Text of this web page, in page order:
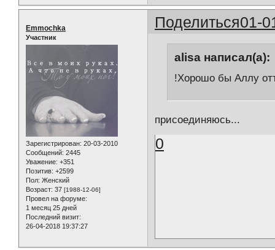
Поделиться01-
Emmochka
Участник
Зарегистрирован: 20-03-2010
Сообщений: 2445
Уважение: +351
Позитив: +2599
Пол: Женский
Возраст: 37 [1988-12-06]
Провел на форуме:
1 месяц 25 дней
Последний визит:
26-04-2018 19:37:27
alisa написал(а):
!Хорошо бы Аллу
присоединяюсь...
0